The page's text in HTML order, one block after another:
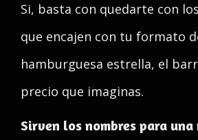
Si, basta con quedarte con
que encajen con tu formato
hamburguesa estrella, el
precio que imaginas.
Sirven los nombres para una